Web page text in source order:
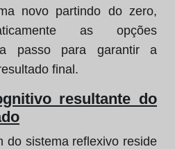
novo partindo do zero,
as opções
passo para garantir a
final.
resultante do
do sistema reflexivo reside